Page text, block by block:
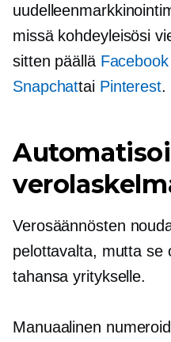
missä kohdeyleisösi
sitten päällä
Snapchattai Pinterest.
Automatisoi
Verosäännösten
pelottavalta, mutta se
tahansa yritykselle.
Manuaalinen